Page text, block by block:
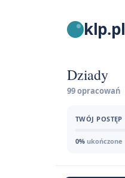
klp.pl
Dziady
99 opracowań
TWÓJ POSTĘP
0% ukończone